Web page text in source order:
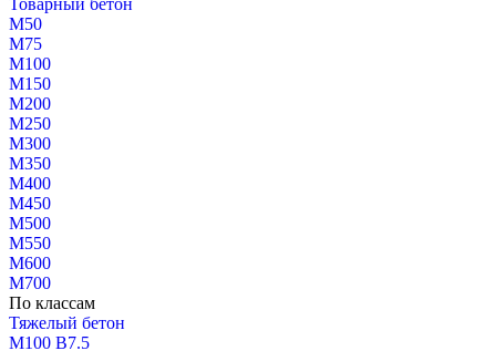
Товарный бетон
М50
М75
М100
М150
М200
М250
М300
М350
М400
М450
М500
М550
М600
М700
По классам
Тяжелый бетон
М100 В7.5